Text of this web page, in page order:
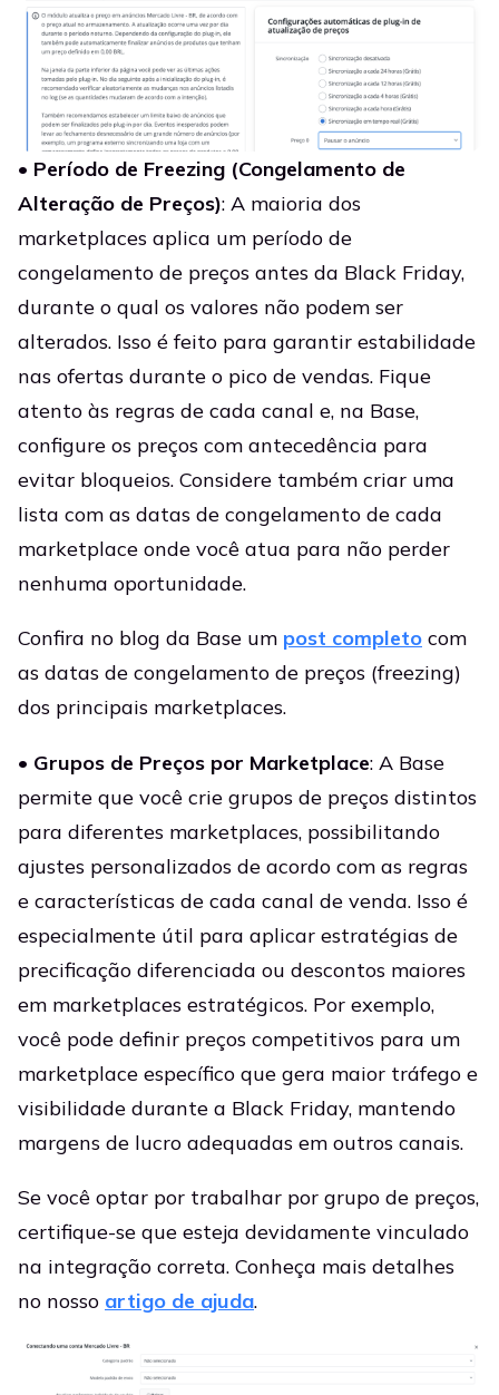
• Período de Freezing (Congelamento de
Alteração de Preços): A maioria dos
marketplaces aplica um período de
congelamento de preços antes da Black Friday,
durante o qual os valores não podem ser
alterados. Isso é feito para garantir estabilidade
nas ofertas durante o pico de vendas. Fique
atento às regras de cada canal e, na Base,
configure os preços com antecedência para
evitar bloqueios. Considere também criar uma
lista com as datas de congelamento de cada
marketplace onde você atua para não perder
nenhuma oportunidade.
Confira no blog da Base um post completo com
as datas de congelamento de preços (freezing)
dos principais marketplaces.
• Grupos de Preços por Marketplace: A Base
permite que você crie grupos de preços distintos
para diferentes marketplaces, possibilitando
ajustes personalizados de acordo com as regras
e características de cada canal de venda. Isso é
especialmente útil para aplicar estratégias de
precificação diferenciada ou descontos maiores
em marketplaces estratégicos. Por exemplo,
você pode definir preços competitivos para um
marketplace específico que gera maior tráfego e
visibilidade durante a Black Friday, mantendo
margens de lucro adequadas em outros canais.
Se você optar por trabalhar por grupo de preços,
certifique-se que esteja devidamente vinculado
na integração correta. Conheça mais detalhes
no nosso artigo de ajuda.